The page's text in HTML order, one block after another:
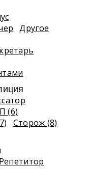
Другое
(6)
Сторож (8)
Репетитор